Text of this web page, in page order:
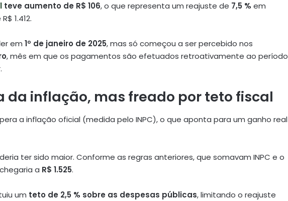
teve aumento de R$ 106, o que representa um reajuste de 7,5 % em
1.412.
em 1º de janeiro de 2025, mas só começou a ser percebido nos
, mês em que os pagamentos são efetuados retroativamente ao período
da inflação, mas freado por teto fiscal
a inflação oficial (medida pelo INPC), o que aponta para um ganho real
ter sido maior. Conforme as regras anteriores, que somavam INPC e o
a R$ 1.525.
um teto de 2,5 % sobre as despesas públicas, limitando o reajuste